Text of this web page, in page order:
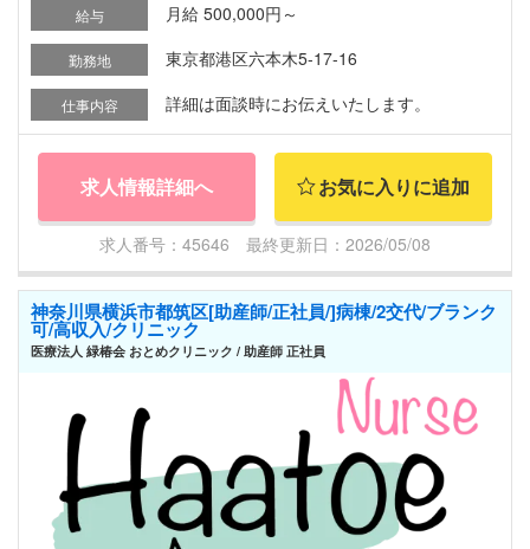
給与 月給 500,000円～
勤務地 東京都港区六本木5-17-16
仕事内容 詳細は面談時にお伝えいたします。
求人情報詳細へ お気に入りに追加
求人番号：45646 最終更新日：2026/05/08
神奈川県横浜市都筑区[助産師/正社員/]病棟/2交代/ブランク
可/高収入/クリニック
医療法人 緑椿会 おとめクリニック / 助産師 正社員